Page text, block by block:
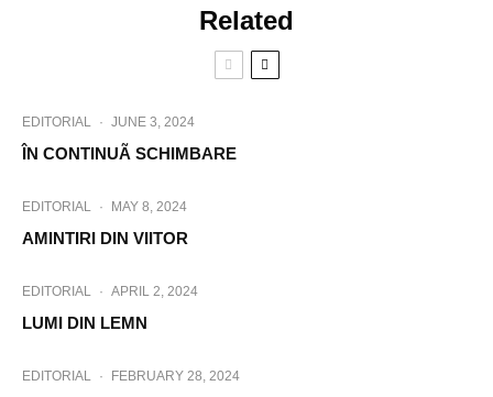
Related
EDITORIAL · JUNE 3, 2024
ÎN CONTINUÃ SCHIMBARE
EDITORIAL · MAY 8, 2024
AMINTIRI DIN VIITOR
EDITORIAL · APRIL 2, 2024
LUMI DIN LEMN
EDITORIAL · FEBRUARY 28, 2024